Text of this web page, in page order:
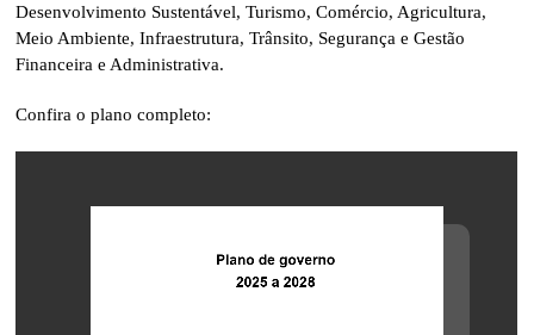
Desenvolvimento Sustentável, Turismo, Comércio, Agricultura,
Meio Ambiente, Infraestrutura, Trânsito, Segurança e Gestão
Financeira e Administrativa.
Confira o plano completo: